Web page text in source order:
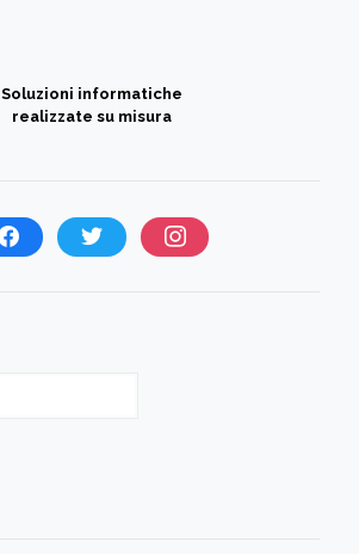
Soluzioni informatiche
realizzate su misura